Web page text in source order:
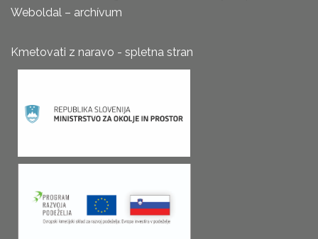
Weboldal – archívum
Kmetovati z naravo - spletna stran